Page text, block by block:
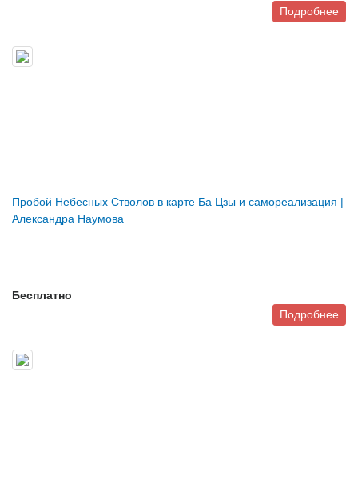
Подробнее
Пробой Небесных Стволов в карте Ба Цзы и самореализация |
Александра Наумова
Бесплатно
Подробнее